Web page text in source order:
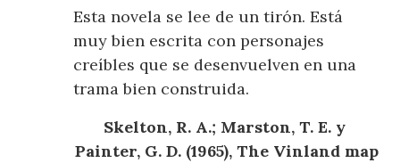
Esta novela se lee de un tirón. Está
muy bien escrita con personajes
creíbles que se desenvuelven en una
trama bien construida.
Skelton, R. A.; Marston, T. E. y
Painter, G. D. (1965), The Vinland map